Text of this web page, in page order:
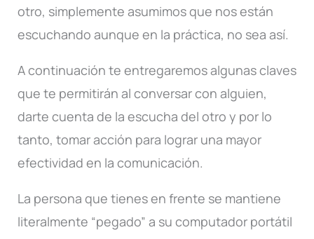
otro, simplemente asumimos que nos están
escuchando aunque en la práctica, no sea así.
A continuación te entregaremos algunas claves
que te permitirán al conversar con alguien,
darte cuenta de la escucha del otro y por lo
tanto, tomar acción para lograr una mayor
efectividad en la comunicación.
La persona que tienes en frente se mantiene
literalmente “pegado” a su computador portátil